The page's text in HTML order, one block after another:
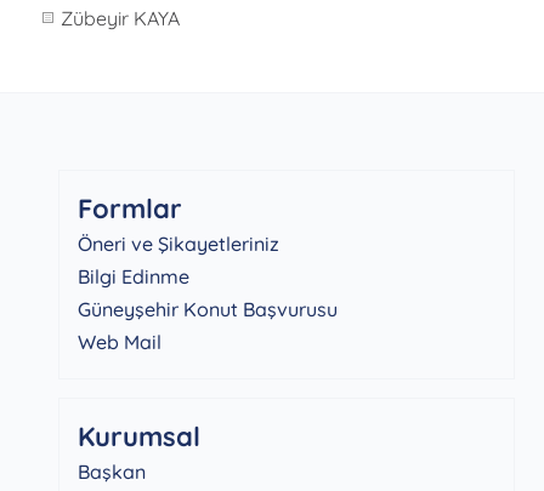
Zübeyir KAYA
Formlar
Öneri ve Şikayetleriniz
Bilgi Edinme
Güneyşehir Konut Başvurusu
Web Mail
Kurumsal
Başkan